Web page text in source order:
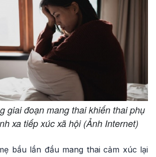
giai đoạn mang thai khiến thai phụ
xa tiếp xúc xã hội (Ảnh Internet)
bầu lần đầu mang thai cảm xúc lại